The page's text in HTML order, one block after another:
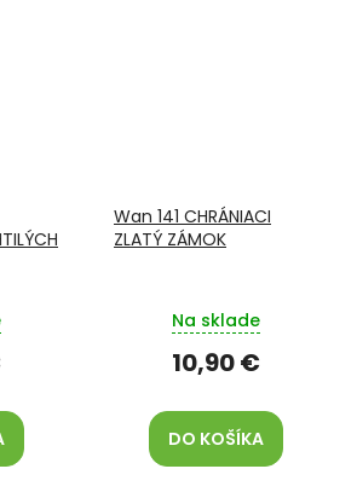
Wan 141 CHRÁNIACI
ZLATÝ ZÁMOK
Na sklade
10,90 €
DO KOŠÍKA